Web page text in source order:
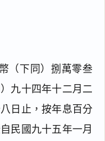
（下同）捌萬零叁
九十四年十二月二
日止，按年息百分
民國九十五年一月